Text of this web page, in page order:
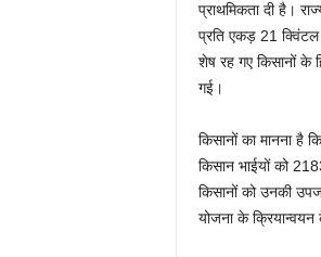
प्राथमिकता दी है।
प्रति एकड़ 21 क्विंटल
शेष रह गए किसानों के
गई।
किसानों का मानना है
किसान भाईयों को
किसानों को उनकी
योजना के